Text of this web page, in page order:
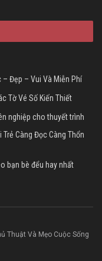
– Đẹp – Vui Và Miễn Phí
Tờ Vé Số Kiến Thiết
nghiệp cho thuyết trình
Trẻ Càng Đọc Càng Thổn
bạn bè đểu hay nhất
Thuật Và Mẹo Cuộc Sống